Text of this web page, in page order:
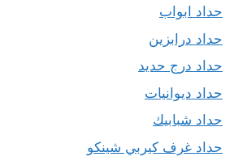
حداد ابواب
حداد درابزين
حداد درج حديد
حداد ديوانيات
حداد شبابيك
حداد غرف كيربي شينكو